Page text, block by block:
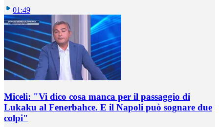
01:49
Miceli: "Vi dico cosa manca per il passaggio di
Lukaku al Fenerbahce. E il Napoli può sognare due
colpi"